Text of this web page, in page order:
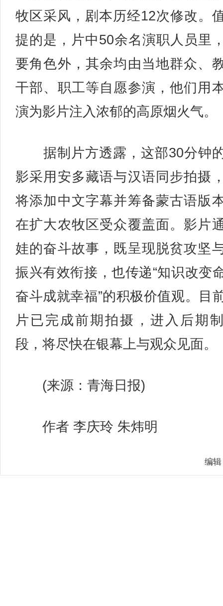
牧区采风，剧本历经12次修改。
提的是，片中50余名演职人员里
要角色外，其余均由当地群众、
干部、职工等自愿参演，他们用
演为影片注入浓郁的高原烟火气。
据制片方透露，这部30分钟
影采用安多藏语与汉语同步拍摄
将添加中文字幕并筹备蒙古语版
在扩大农牧区受众覆盖面。影片
娃的奋斗故事，既呈现脱贫攻坚
振兴有效衔接，也传递“知识改变
奋斗成就幸福”的积极价值观。目
片已完成前期拍摄，进入后期
段，将尽快在银幕上与观众见面。
(来源：青海日报)
作者 李庆玲 朱炜明
编